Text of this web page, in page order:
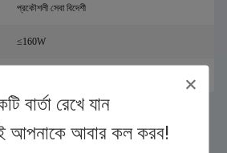
বার্তা রেখে যান
আপনাকে আবার কল করব!
প্রকৌশলী সেবা বিদেশী
≤160W
লেজার মার্কিং মেশিন লেজার এচিং সরঞ্জাম